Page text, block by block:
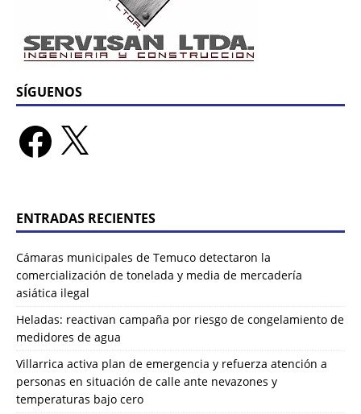
SÍGUENOS
ENTRADAS RECIENTES
Cámaras municipales de Temuco detectaron la
comercialización de tonelada y media de mercadería
asiática ilegal
Heladas: reactivan campaña por riesgo de congelamiento de
medidores de agua
Villarrica activa plan de emergencia y refuerza atención a
personas en situación de calle ante nevazones y
temperaturas bajo cero